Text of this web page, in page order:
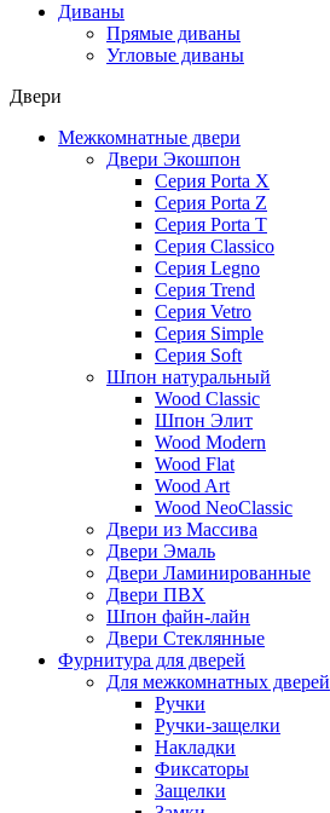
Диваны
Прямые диваны
Угловые диваны
Двери
Межкомнатные двери
Двери Экошпон
Серия Porta X
Серия Porta Z
Серия Porta T
Серия Classico
Серия Legno
Серия Trend
Серия Vetro
Серия Simple
Серия Soft
Шпон натуральный
Wood Classic
Шпон Элит
Wood Modern
Wood Flat
Wood Art
Wood NeoClassic
Двери из Массива
Двери Эмаль
Двери Ламинированные
Двери ПВХ
Шпон файн-лайн
Двери Стеклянные
Фурнитура для дверей
Для межкомнатных дверей
Ручки
Ручки-защелки
Накладки
Фиксаторы
Защелки